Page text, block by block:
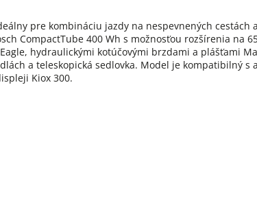
pre kombináciu jazdy na nespevnených
CompactTube 400 Wh s možnosťou rozšírenia na
hydraulickými kotúčovými brzdami a plášťami
a teleskopická sedlovka. Model je kompatibilný s
Kiox 300.